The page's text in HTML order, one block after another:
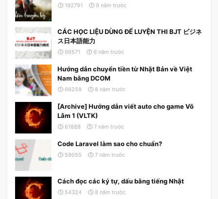
192791 9 năm trước
CÁC HỌC LIỆU DÙNG ĐỂ LUYỆN THI BJT ビジネ
ス日本語能力
66571 6 năm trước
Hướng dẫn chuyển tiền từ Nhật Bản về Việt
Nam bằng DCOM
66259 8 năm trước
[Archive] Hướng dẫn viết auto cho game Võ
Lâm 1 (VLTK)
61888 7 năm trước
Code Laravel làm sao cho chuẩn?
59055 7 năm trước
Cách đọc các ký tự, dấu bằng tiếng Nhật
54324 8 năm trước